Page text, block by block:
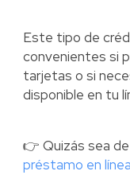
Este tipo de
convenientes si
tarjetas o si
disponible en tu
👉 Quizás sea
préstamo en